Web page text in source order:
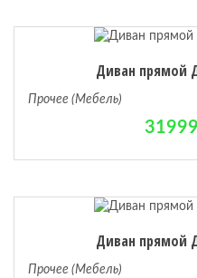
Диван прямой
Прочее (Мебель)
Диван прямой
Прочее (Мебель)